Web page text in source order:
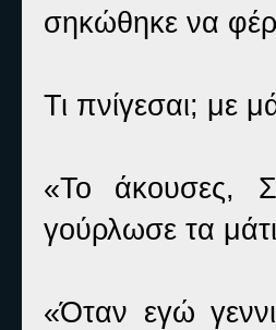
σηκώθηκε να
Τι πνίγεσαι; με
«Το άκουσες,
γούρλωσε τα
«Όταν εγώ